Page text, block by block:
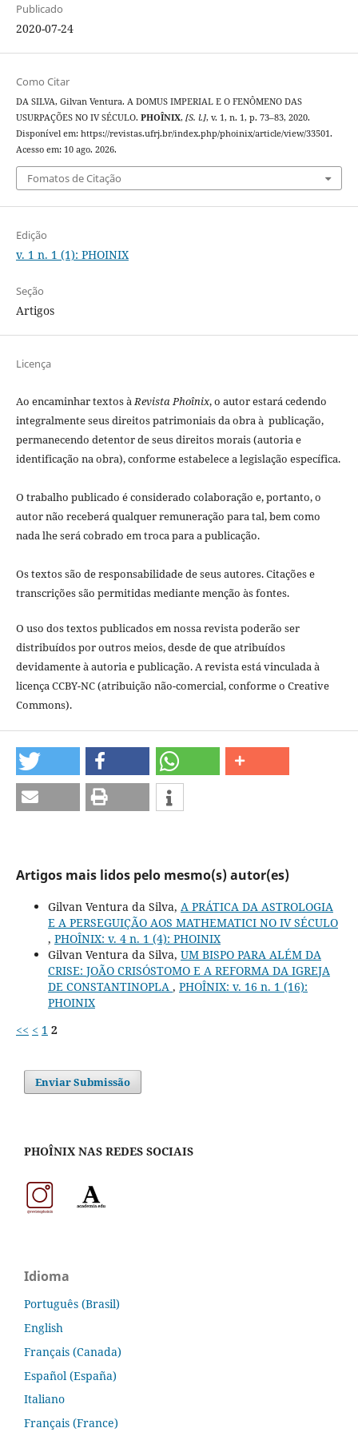
Publicado
2020-07-24
Como Citar
DA SILVA, Gilvan Ventura. A DOMUS IMPERIAL E O FENÔMENO DAS
USURPAÇÕES NO IV SÉCULO. PHOÎNIX, [S. l.], v. 1, n. 1, p. 73–83, 2020.
Disponível em: https://revistas.ufrj.br/index.php/phoinix/article/view/33501.
Acesso em: 10 ago. 2026.
Fomatos de Citação
Edição
v. 1 n. 1 (1): PHOINIX
Seção
Artigos
Licença
Ao encaminhar textos à Revista Phoînix, o autor estará cedendo
integralmente seus direitos patrimoniais da obra à publicação,
permanecendo detentor de seus direitos morais (autoria e
identificação na obra), conforme estabelece a legislação especí­fica.
O trabalho publicado é considerado colaboração e, portanto, o
autor não receberá qualquer remuneração para tal, bem como
nada lhe será cobrado em troca para a publicação.
Os textos são de responsabilidade de seus autores. Citações e
transcrições são permitidas mediante menção às fontes.
O uso dos textos publicados em nossa revista poderão ser
distribuídos por outros meios, desde de que atribuídos
devidamente à autoria e publicação. A revista está vinculada à
licença CCBY-NC (atribuição não-comercial, conforme o Creative
Commons).
Artigos mais lidos pelo mesmo(s) autor(es)
Gilvan Ventura da Silva, A PRÁTICA DA ASTROLOGIA
E A PERSEGUIÇÃO AOS MATHEMATICI NO IV SÉCULO
, PHOÎNIX: v. 4 n. 1 (4): PHOINIX
Gilvan Ventura da Silva, UM BISPO PARA ALÉM DA
CRISE: JOÃO CRISÓSTOMO E A REFORMA DA IGREJA
DE CONSTANTINOPLA , PHOÎNIX: v. 16 n. 1 (16):
PHOINIX
<< < 1 2
Enviar Submissão
PHOÎNIX NAS REDES SOCIAIS
Idioma
Português (Brasil)
English
Français (Canada)
Español (España)
Italiano
Français (France)